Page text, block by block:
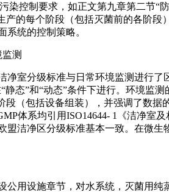
染控制要求，如正文第九章第二节
产的每个阶段（包括灭菌前的各阶
系统的控制策略。
测
净室分级标准与日常环境监测进行
静态”和“动态”条件下进行。环境
段（包括设备组装），并强调了数
体系均引用ISO14644- 1《洁净室
盟洁净区分级标准基本一致。在微
公用设施章节，对水系统，灭菌用